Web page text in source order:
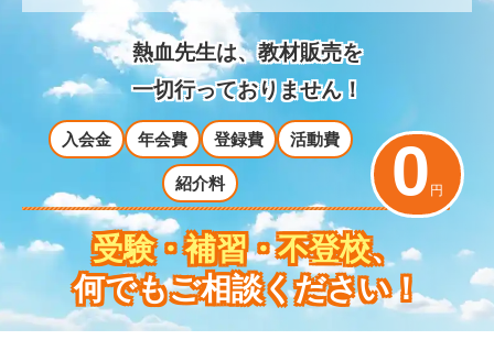
熱血先生は、教材販売を
一切行っておりません！
入会金 年会費 登録費 活動費
紹介料 0 円
受験・補習・不登校、
何でもご相談ください！